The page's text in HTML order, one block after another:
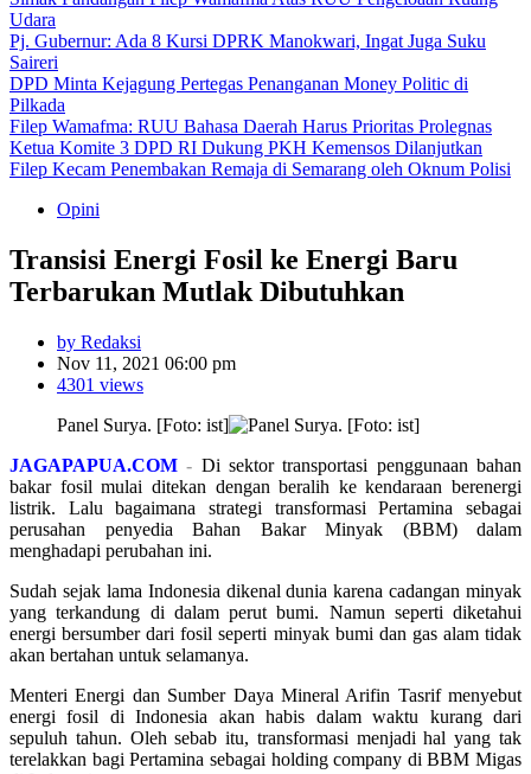
Udara
Pj. Gubernur: Ada 8 Kursi DPRK Manokwari, Ingat Juga Suku
Saireri
DPD Minta Kejagung Pertegas Penanganan Money Politic di
Pilkada
Filep Wamafma: RUU Bahasa Daerah Harus Prioritas Prolegnas
Ketua Komite 3 DPD RI Dukung PKH Kemensos Dilanjutkan
Filep Kecam Penembakan Remaja di Semarang oleh Oknum Polisi
Opini
Transisi Energi Fosil ke Energi Baru
Terbarukan Mutlak Dibutuhkan
by Redaksi
Nov 11, 2021 06:00 pm
4301 views
Panel Surya. [Foto: ist]
JAGAPAPUA.COM - Di sektor transportasi penggunaan bahan
bakar fosil mulai ditekan dengan beralih ke kendaraan berenergi
listrik. Lalu bagaimana strategi transformasi Pertamina sebagai
perusahan penyedia Bahan Bakar Minyak (BBM) dalam
menghadapi perubahan ini.
Sudah sejak lama Indonesia dikenal dunia karena cadangan minyak
yang terkandung di dalam perut bumi. Namun seperti diketahui
energi bersumber dari fosil seperti minyak bumi dan gas alam tidak
akan bertahan untuk selamanya.
Menteri Energi dan Sumber Daya Mineral Arifin Tasrif menyebut
energi fosil di Indonesia akan habis dalam waktu kurang dari
sepuluh tahun. Oleh sebab itu, transformasi menjadi hal yang tak
terelakkan bagi Pertamina sebagai holding company di BBM Migas